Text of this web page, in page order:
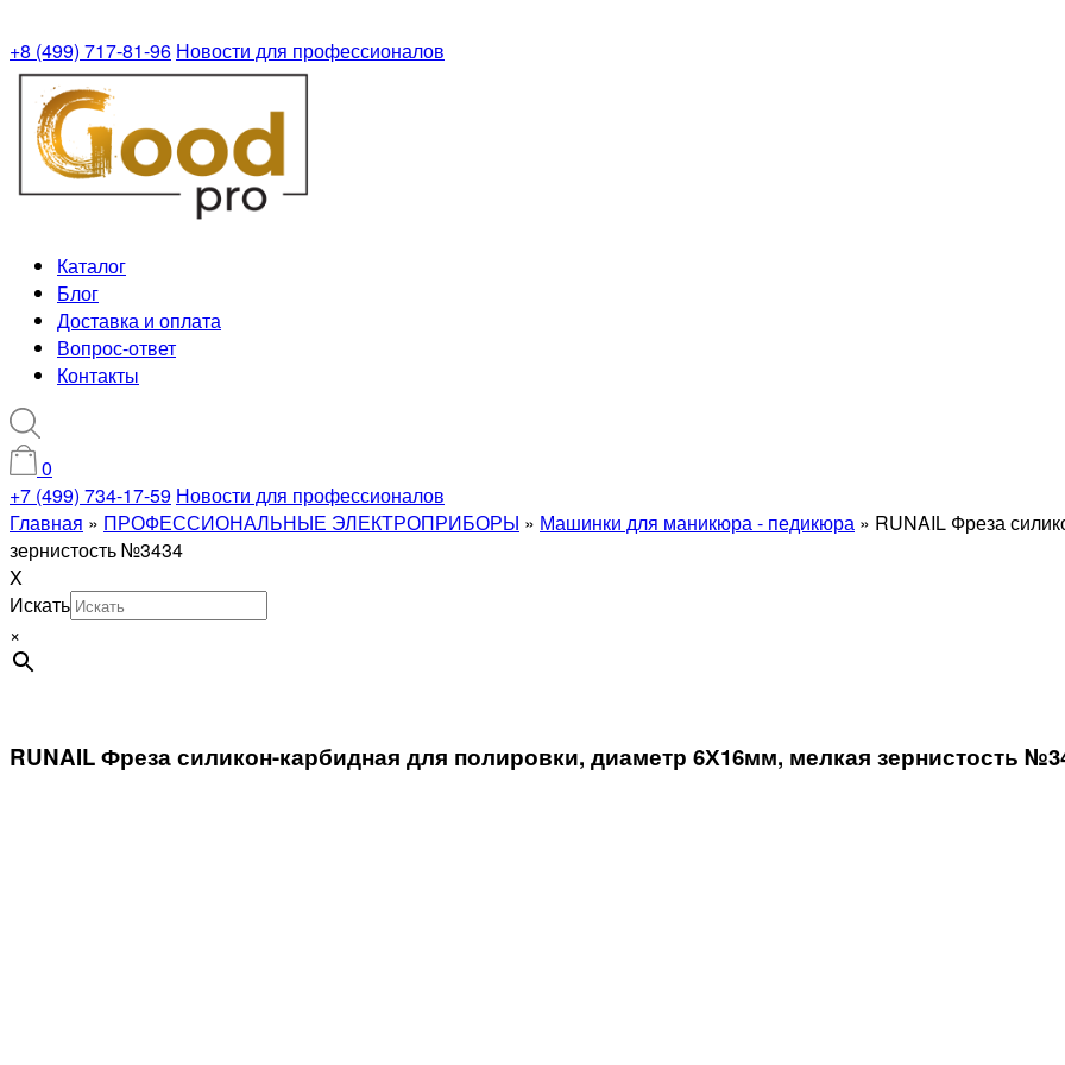
+8 (499) 717-81-96 Новости для профессионалов
Каталог
Блог
Доставка и оплата
Вопрос-ответ
Контакты
0
+7 (499) 734-17-59 Новости для профессионалов
Главная » ПРОФЕССИОНАЛЬНЫЕ ЭЛЕКТРОПРИБОРЫ » Машинки для маникюра - педикюра » RUNAIL Фреза
зернистость №3434
X
Искать
×
RUNAIL Фреза силикон-карбидная для полировки, диаметр 6Х16мм, мелкая зернистость